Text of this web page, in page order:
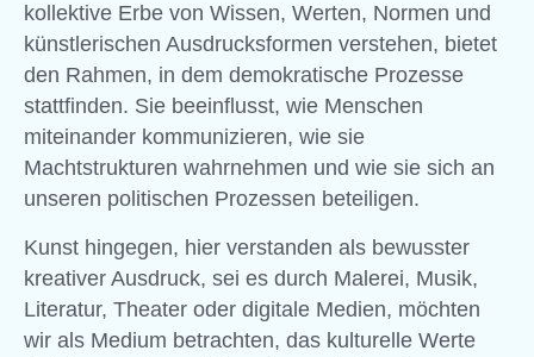
kollektive Erbe von Wissen, Werten, Normen und
künstlerischen Ausdrucksformen verstehen, bietet
den Rahmen, in dem demokratische Prozesse
stattfinden. Sie beeinflusst, wie Menschen
miteinander kommunizieren, wie sie
Machtstrukturen wahrnehmen und wie sie sich an
unseren politischen Prozessen beteiligen.
Kunst hingegen, hier verstanden als bewusster
kreativer Ausdruck, sei es durch Malerei, Musik,
Literatur, Theater oder digitale Medien, möchten
wir als Medium betrachten, das kulturelle Werte